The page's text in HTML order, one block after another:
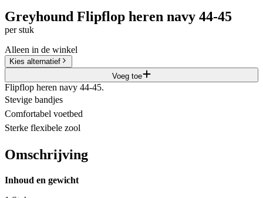
Greyhound Flipflop heren navy 44-45
per stuk
Alleen in de winkel
Kies alternatief
Voeg toe
Flipflop heren navy 44-45.
Stevige bandjes
Comfortabel voetbed
Sterke flexibele zool
Omschrijving
Inhoud en gewicht